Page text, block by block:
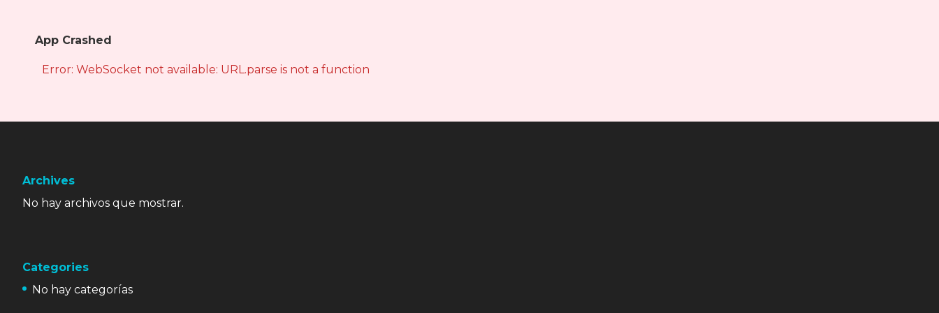
App Crashed
Error: WebSocket not available: URL.parse is not a function
Archives
No hay archivos que mostrar.
Categories
No hay categorías